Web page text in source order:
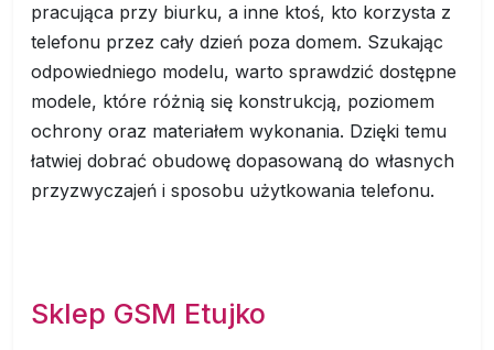
pracująca przy biurku, a inne ktoś, kto korzysta z
telefonu przez cały dzień poza domem. Szukając
odpowiedniego modelu, warto sprawdzić dostępne
modele, które różnią się konstrukcją, poziomem
ochrony oraz materiałem wykonania. Dzięki temu
łatwiej dobrać obudowę dopasowaną do własnych
przyzwyczajeń i sposobu użytkowania telefonu.
Sklep GSM Etujko